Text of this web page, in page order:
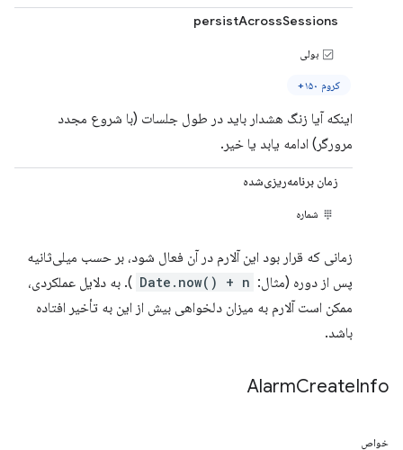
persistAcrossSessions
بولی
کروم ۱۵۰+
اینکه آیا زنگ هشدار باید در طول جلسات (با شروع مجدد
مرورگر) ادامه یابد یا خیر.
زمان برنامه‌ریزی‌شده
شماره
زمانی که قرار بود این آلارم در آن فعال شود، بر حسب میلی‌ثانیه
پس از دوره (مثال: Date.now() + n ). به دلایل عملکردی،
ممکن است آلارم به میزان دلخواهی بیش از این به تأخیر افتاده
باشد.
AlarmCreateInfo
خواص